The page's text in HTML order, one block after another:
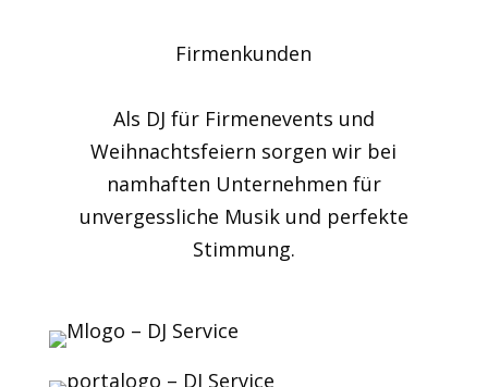
Firmenkunden
Als DJ für Firmenevents und
Weihnachtsfeiern sorgen wir bei
namhaften Unternehmen für
unvergessliche Musik und perfekte
Stimmung.